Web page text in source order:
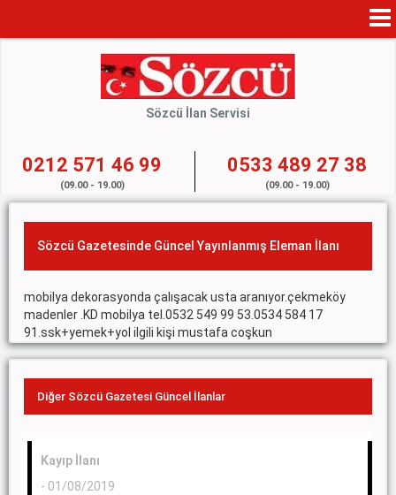
Sözcü İlan Servisi
0212 571 46 99
(09.00 - 19.00)
0533 489 27 38
(09.00 - 19.00)
Sözcü Gazetesinde Güncel Yayınlanmış Eleman İlanı
mobilya dekorasyonda çalışacak usta aranıyor.çekmeköy
madenler .KD mobilya tel.0532 549 99 53.0534 584 17
91.ssk+yemek+yol ilgili kişi mustafa coşkun
Diğer Sözcü Gazetesi Güncel İlanlar
Kayıp İlanı
- 01/08/2019